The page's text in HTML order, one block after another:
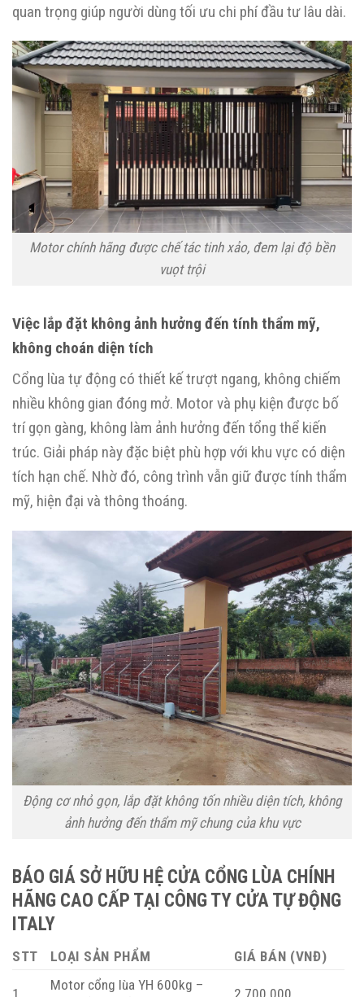
quan trọng giúp người dùng tối ưu chi phí đầu tư lâu dài.
Motor chính hãng được chế tác tinh xảo, đem lại độ bền
vuọt trội
Việc lắp đặt không ảnh hưởng đến tính thẩm mỹ,
không choán diện tích
Cổng lùa tự động có thiết kế trượt ngang, không chiếm
nhiều không gian đóng mở. Motor và phụ kiện được bố
trí gọn gàng, không làm ảnh hưởng đến tổng thể kiến
trúc. Giải pháp này đặc biệt phù hợp với khu vực có diện
tích hạn chế. Nhờ đó, công trình vẫn giữ được tính thẩm
mỹ, hiện đại và thông thoáng.
Động cơ nhỏ gọn, lắp đặt không tốn nhiều diện tích, không
ảnh hưởng đến thẩm mỹ chung của khu vực
BÁO GIÁ SỞ HỮU HỆ CỬA CỔNG LÙA CHÍNH
HÃNG CAO CẤP TẠI CÔNG TY CỬA TỰ ĐỘNG
ITALY
STT LOẠI SẢN PHẨM GIÁ BÁN (VNĐ)
Motor cổng lùa YH 600kg –